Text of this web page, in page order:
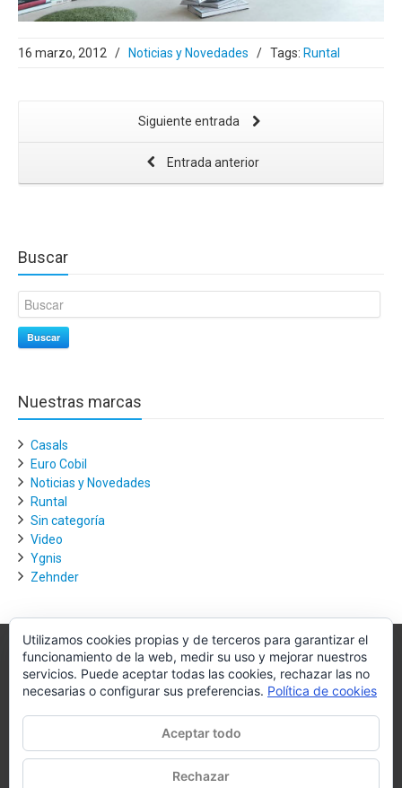
16 marzo, 2012 / Noticias y Novedades / Tags: Runtal
Siguiente entrada
Entrada anterior
Buscar
Buscar
Nuestras marcas
Casals
Euro Cobil
Noticias y Novedades
Runtal
Sin categoría
Video
Ygnis
Zehnder
Villagra.es
Nuestro objetivo es conseguir la mejor instalación posible, la más
óptima, la de mejor calidad y la que de al usuario final la mejor
Utilizamos cookies propias y de terceros para garantizar el
funcionamiento de la web, medir su uso y mejorar nuestros
servicios. Puede aceptar todas las cookies, rechazar las no
necesarias o configurar sus preferencias. Política de cookies
Aceptar todo
Rechazar